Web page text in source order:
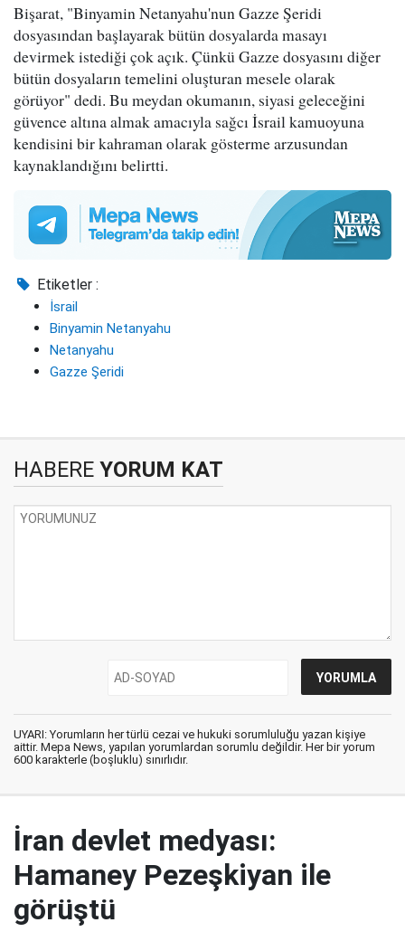
Bişarat, "Binyamin Netanyahu'nun Gazze Şeridi
dosyasından başlayarak bütün dosyalarda masayı
devirmek istediği çok açık. Çünkü Gazze dosyasını diğer
bütün dosyaların temelini oluşturan mesele olarak
görüyor" dedi. Bu meydan okumanın, siyasi geleceğini
güvence altına almak amacıyla sağcı İsrail kamuoyuna
kendisini bir kahraman olarak gösterme arzusundan
kaynaklandığını belirtti.
Etiketler :
İsrail
Binyamin Netanyahu
Netanyahu
Gazze Şeridi
HABERE YORUM KAT
UYARI: Yorumların her türlü cezai ve hukuki sorumluluğu yazan kişiye
aittir. Mepa News, yapılan yorumlardan sorumlu değildir. Her bir yorum
600 karakterle (boşluklu) sınırlıdır.
İran devlet medyası:
Hamaney Pezeşkiyan ile
görüştü